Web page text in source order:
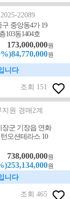
22089
중앙동4가 19
103동1404호
173,000,000원
원
니다
조회 151
원 경매2계
장군 기장읍 연화
오션테라스 10
738,000,000원
원
니다
조회 465